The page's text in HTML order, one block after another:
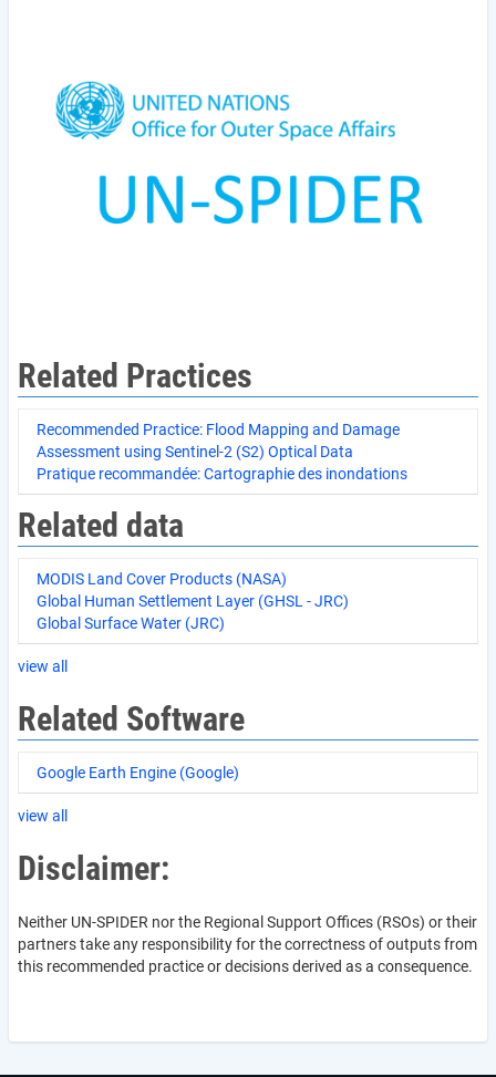
Related Practices
Recommended Practice: Flood Mapping and Damage
Assessment using Sentinel-2 (S2) Optical Data
Pratique recommandée: Cartographie des inondations
Related data
MODIS Land Cover Products (NASA)
Global Human Settlement Layer (GHSL - JRC)
Global Surface Water (JRC)
view all
Related Software
Google Earth Engine (Google)
view all
Disclaimer:
Neither UN-SPIDER nor the Regional Support Offices (RSOs) or their
partners take any responsibility for the correctness of outputs from
this recommended practice or decisions derived as a consequence.